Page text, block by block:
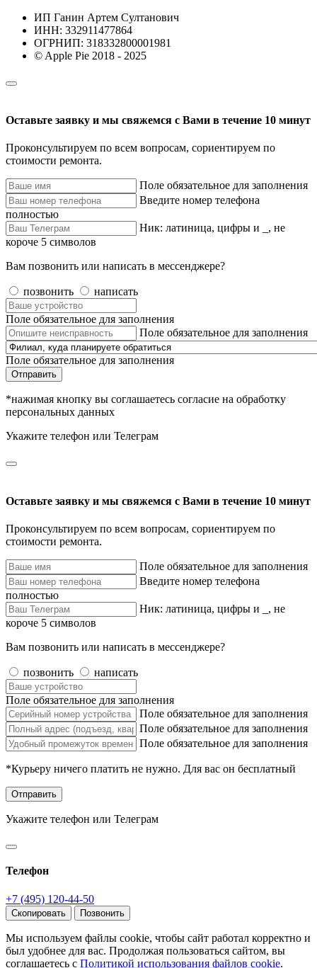
ИП Ганин Артем Султанович
ИНН: 332911477864
ОГРНИП: 318332800001981
© Apple Pie 2018 - 2025
Оставьте заявку и мы свяжемся с Вами в течение 10 минут
Проконсультируем по всем вопросам, сориентируем по
стоимости ремонта.
Поле обязательное для заполнения
Введите номер телефона
полностью
Ник: латиница, цифры и _, не
короче 5 символов
Вам позвонить или написать в мессенджере?
позвонить написать
Поле обязательное для заполнения
Поле обязательное для заполнения
Поле обязательное для заполнения
Отправить
*нажимая кнопку вы соглашаетесь согласие на обработку
персональных данных
Укажите телефон или Телеграм
Оставьте заявку и мы свяжемся с Вами в течение 10 минут
Проконсультируем по всем вопросам, сориентируем по
стоимости ремонта.
Поле обязательное для заполнения
Введите номер телефона
полностью
Ник: латиница, цифры и _, не
короче 5 символов
Вам позвонить или написать в мессенджере?
позвонить написать
Поле обязательное для заполнения
Поле обязательное для заполнения
Поле обязательное для заполнения
Поле обязательное для заполнения
*Курьеру ничего платить не нужно. Для вас он бесплатный
Отправить
Укажите телефон или Телеграм
Телефон
+7 (495) 120-44-50
Скопировать Позвонить
Мы используем файлы cookie, чтобы сайт работал корректно и
был удобнее для вас. Продолжая пользоваться сайтом, вы
соглашаетесь с Политикой использования файлов cookie.